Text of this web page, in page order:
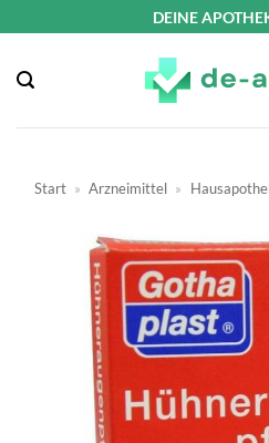
springen
DEINE
Start » Arzneimittel »